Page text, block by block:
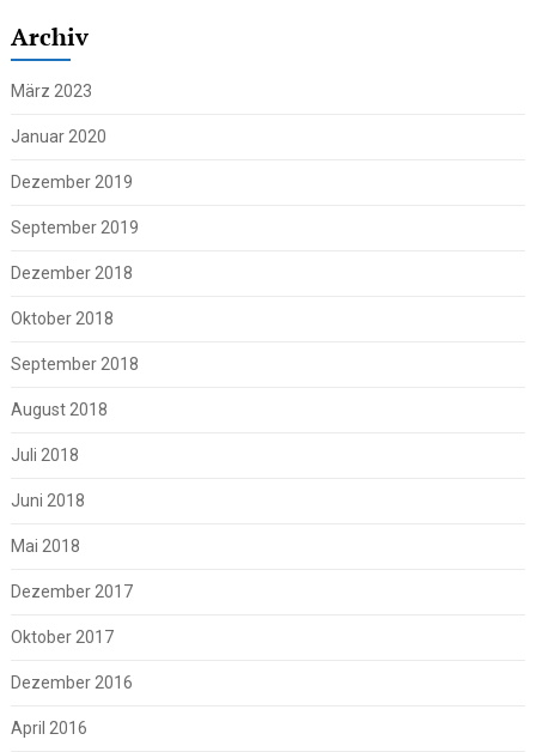
Archiv
März 2023
Januar 2020
Dezember 2019
September 2019
Dezember 2018
Oktober 2018
September 2018
August 2018
Juli 2018
Juni 2018
Mai 2018
Dezember 2017
Oktober 2017
Dezember 2016
April 2016